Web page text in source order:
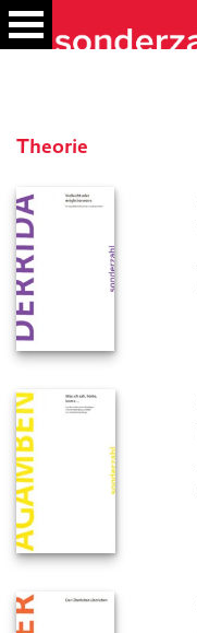
c
r
N
a
m
e
n
T
er
m
in
e
V
e
a
g
Theorie